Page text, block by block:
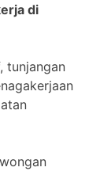
di
tunjangan